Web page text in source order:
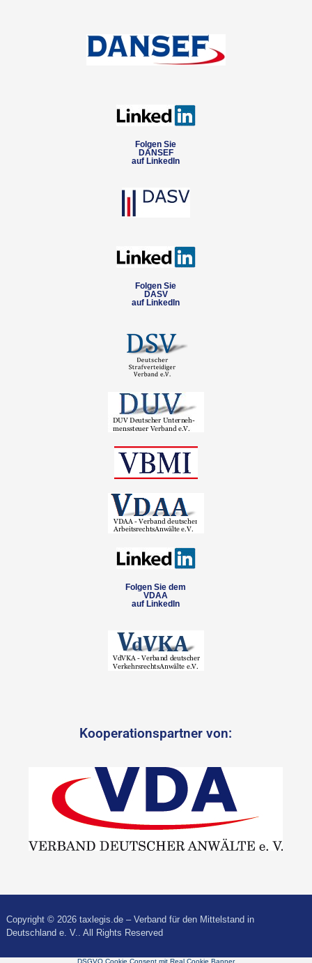
Folgen Sie
DANSEF
auf LinkedIn
Folgen Sie
DASV
auf LinkedIn
Folgen Sie dem
VDAA
auf LinkedIn
Kooperationspartner von:
Copyright © 2026 taxlegis.de – Verband für den Mittelstand in
Deutschland e. V.. All Rights Reserved
DSGVO Cookie Consent mit Real Cookie Banner